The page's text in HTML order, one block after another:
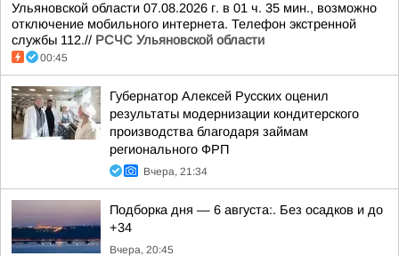
Ульяновской области 07.08.2026 г. в 01 ч. 35 мин., возможно
отключение мобильного интернета. Телефон экстренной
службы 112.// РСЧС Ульяновской области
00:45
Губернатор Алексей Русских оценил
результаты модернизации кондитерского
производства благодаря займам
регионального ФРП
Вчера, 21:34
Подборка дня — 6 августа:. Без осадков и до
+34
Вчера, 20:45